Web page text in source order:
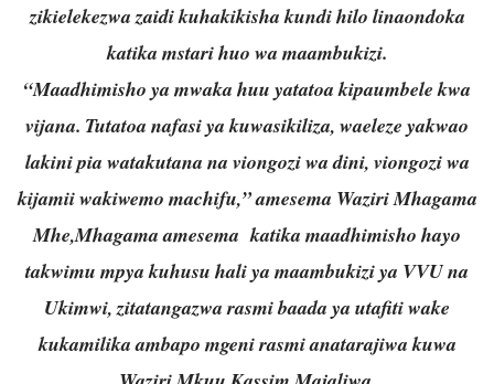
zikielekezwa zaidi kuhakikisha kundi hilo linaondoka
katika mstari huo wa maambukizi.
“Maadhimisho ya mwaka huu yatatoa kipaumbele kwa
vijana. Tutatoa nafasi ya kuwasikiliza, waeleze yakwao
lakini pia watakutana na viongozi wa dini, viongozi wa
kijamii wakiwemo machifu,” amesema Waziri Mhagama
Mhe,Mhagama amesema katika maadhimisho hayo
takwimu mpya kuhusu hali ya maambukizi ya VVU na
Ukimwi, zitatangazwa rasmi baada ya utafiti wake
kukamilika ambapo mgeni rasmi anatarajiwa kuwa